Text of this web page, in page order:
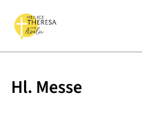
Hl. Messe